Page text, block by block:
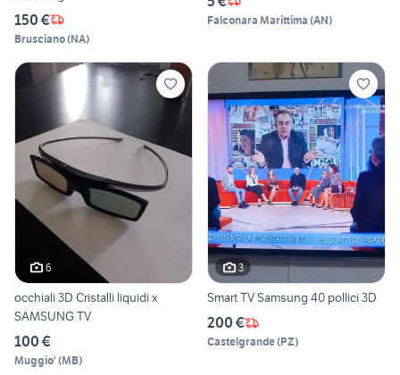
150 €
Brusciano(NA)
Falconara Marittima (AN)
6
occhiali 3D Cristalli liquidi x
SAMSUNG TV
100 €
Muggio' (MB)
3
Smart TV Samsung 40 pollici 3D
200 €
Castelgrande(PZ)